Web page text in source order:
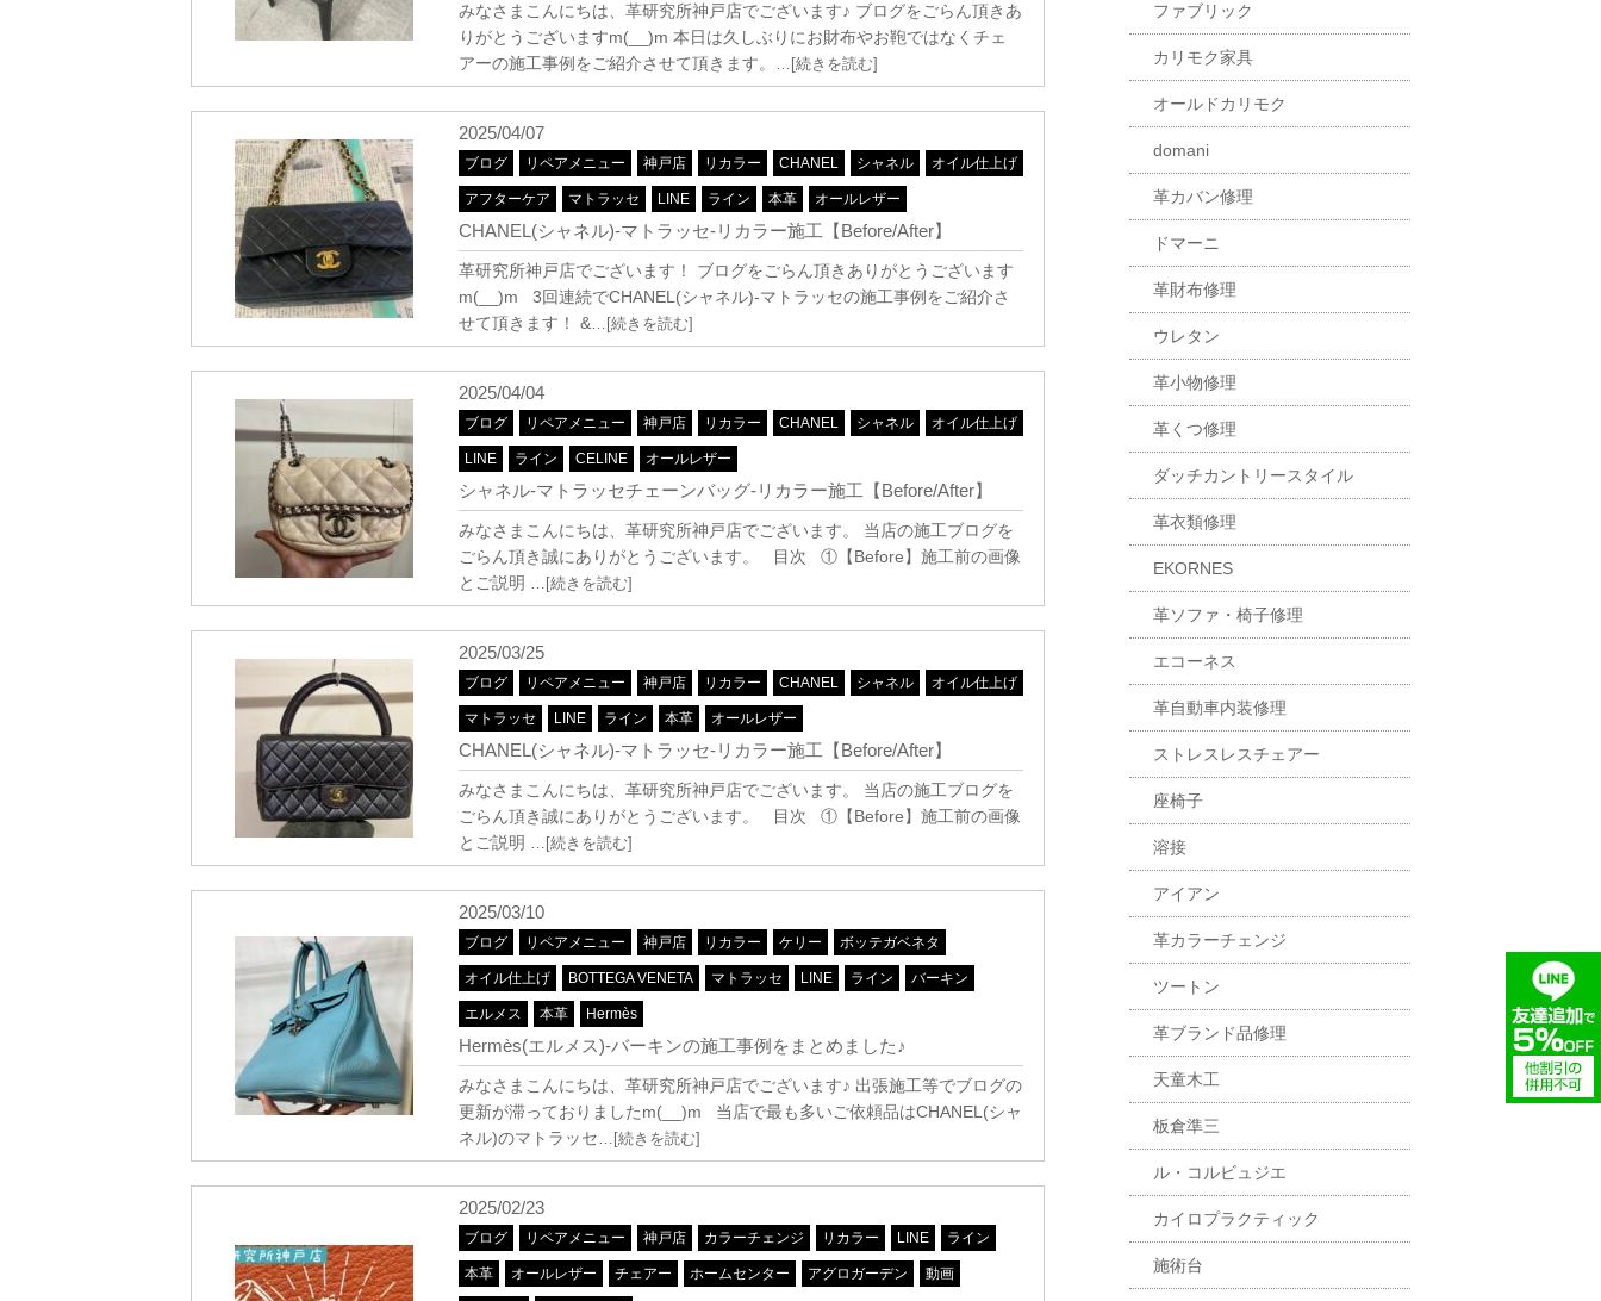
みなさまこんにちは、革研究所神戸店でございます♪ ブログをごらん頂きあ
りがとうございますm(__)m 本日は久しぶりにお財布やお鞄ではなくチェ
アーの施工事例をご紹介させて頂きます。 …[続きを読む]
2025/04/07
ブログ リペアメニュー 神戸店 リカラー CHANEL シャネル オイル仕上げ
アフターケア マトラッセ LINE ライン 本革 オールレザー
CHANEL(シャネル)-マトラッセ-リカラー施工【Before/After】
革研究所神戸店でございます！ ブログをごらん頂きありがとうございます
m(__)m 3回連続でCHANEL(シャネル)-マトラッセの施工事例をご紹介さ
せて頂きます！ &…[続きを読む]
2025/04/04
ブログ リペアメニュー 神戸店 リカラー CHANEL シャネル オイル仕上げ
LINE ライン CELINE オールレザー
シャネル-マトラッセチェーンバッグ-リカラー施工【Before/After】
みなさまこんにちは、革研究所神戸店でございます。 当店の施工ブログを
ごらん頂き誠にありがとうございます。 目次 ①【Before】施工前の画像
とご説明 …[続きを読む]
2025/03/25
ブログ リペアメニュー 神戸店 リカラー CHANEL シャネル オイル仕上げ
マトラッセ LINE ライン 本革 オールレザー
CHANEL(シャネル)-マトラッセ-リカラー施工【Before/After】
みなさまこんにちは、革研究所神戸店でございます。 当店の施工ブログを
ごらん頂き誠にありがとうございます。 目次 ①【Before】施工前の画像
とご説明 …[続きを読む]
2025/03/10
ブログ リペアメニュー 神戸店 リカラー ケリー ボッテガベネタ
オイル仕上げ BOTTEGA VENETA マトラッセ LINE ライン バーキン
エルメス 本革 Hermès
Hermès(エルメス)-バーキンの施工事例をまとめました♪
みなさまこんにちは、革研究所神戸店でございます♪ 出張施工等でブログの
更新が滞っておりましたm(__)m 当店で最も多いご依頼品はCHANEL(シャ
ネル)のマトラッセ…[続きを読む]
2025/02/23
ブログ リペアメニュー 神戸店 カラーチェンジ リカラー LINE ライン
本革 オールレザー チェアー ホームセンター アグロガーデン 動画
ファブリック
カリモク家具
オールドカリモク
domani
革カバン修理
ドマーニ
革財布修理
ウレタン
革小物修理
革くつ修理
ダッチカントリースタイル
革衣類修理
EKORNES
革ソファ・椅子修理
エコーネス
革自動車内装修理
ストレスレスチェアー
座椅子
溶接
アイアン
革カラーチェンジ
ツートン
革ブランド品修理
天童木工
板倉準三
ル・コルビュジエ
カイロプラクティック
施術台